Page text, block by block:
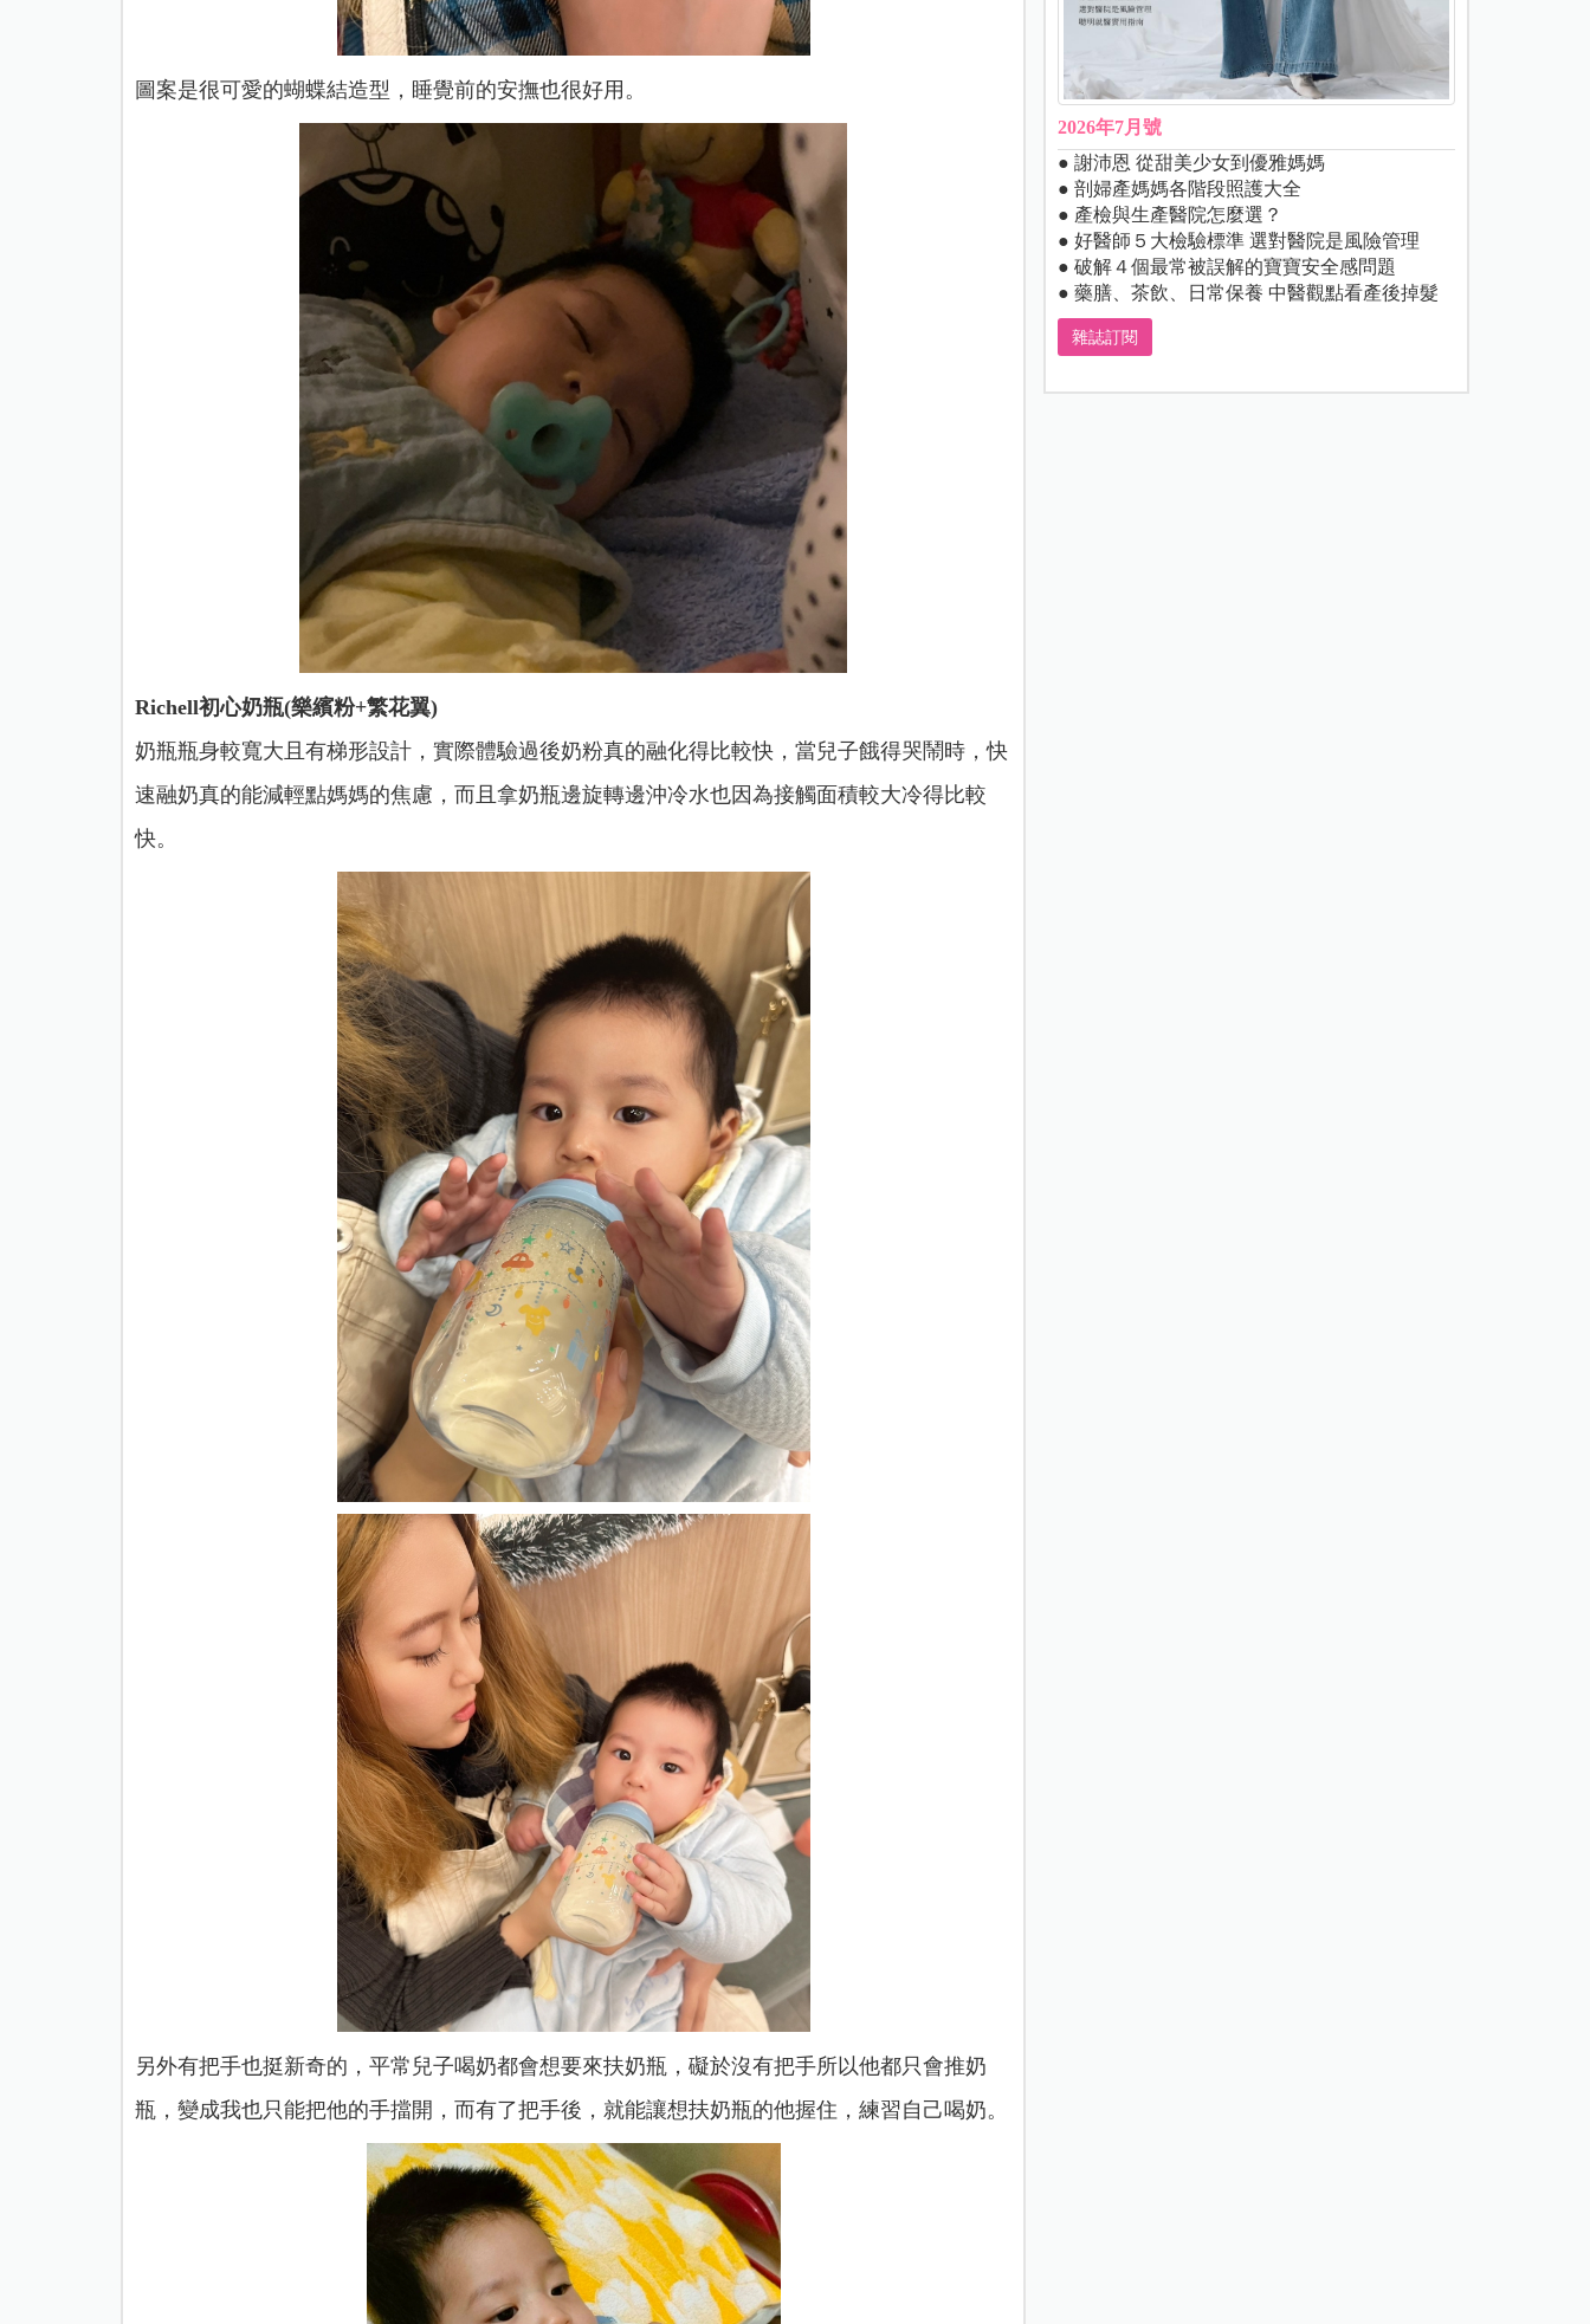
圖案是很可愛的蝴蝶結造型，睡覺前的安撫也很好用。
Richell初心奶瓶(樂繽粉+繁花翼)
奶瓶瓶身較寬大且有梯形設計，實際體驗過後奶粉真的融化得比較快，當兒子餓得哭鬧時，快
速融奶真的能減輕點媽媽的焦慮，而且拿奶瓶邊旋轉邊沖冷水也因為接觸面積較大冷得比較
快。
另外有把手也挺新奇的，平常兒子喝奶都會想要來扶奶瓶，礙於沒有把手所以他都只會推奶
瓶，變成我也只能把他的手擋開，而有了把手後，就能讓想扶奶瓶的他握住，練習自己喝奶。
2026年7月號
● 謝沛恩 從甜美少女到優雅媽媽
● 剖婦產媽媽各階段照護大全
● 產檢與生產醫院怎麼選？
● 好醫師５大檢驗標準 選對醫院是風險管理
● 破解４個最常被誤解的寶寶安全感問題
● 藥膳、茶飲、日常保養 中醫觀點看產後掉髮
雜誌訂閱